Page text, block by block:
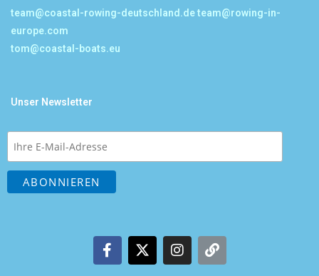
team@coastal-rowing-deutschland.deteam@rowing-in-
europe.com
tom@coastal-boats.eu
Unser Newsletter